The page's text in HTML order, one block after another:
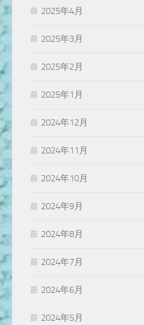
2025年4月
2025年3月
2025年2月
2025年1月
2024年12月
2024年11月
2024年10月
2024年9月
2024年8月
2024年7月
2024年6月
2024年5月